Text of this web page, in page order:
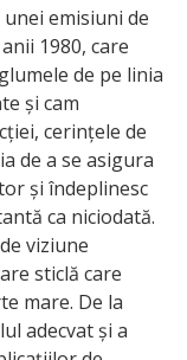
emisiuni de
1980, care
de pe linia
și cam
cerințele de
de a se asigura
și îndeplinesc
ca niciodată.
viziune
sticlă care
mare. De la
adecvat și a